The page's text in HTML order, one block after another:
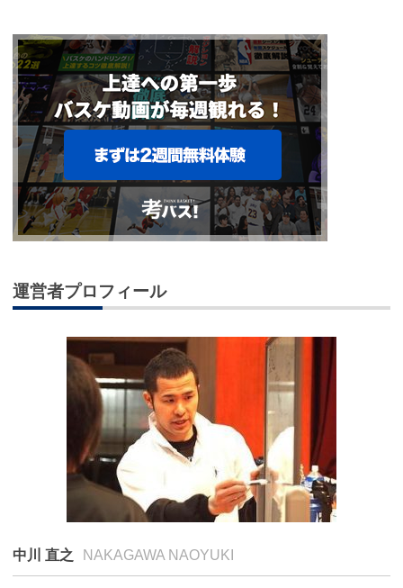
運営者プロフィール
中川 直之 NAKAGAWA NAOYUKI